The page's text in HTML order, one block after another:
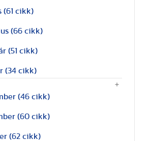
(61 cikk)
(66 cikk)
(51 cikk)
(34 cikk)
(46 cikk)
(60 cikk)
(62 cikk)